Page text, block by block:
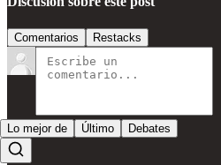
Comentarios Restacks
Lo mejor de Último Debates